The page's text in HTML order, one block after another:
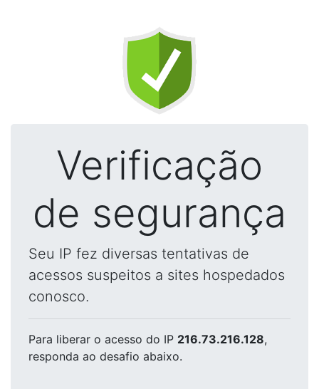
Verificação
de segurança
Seu IP fez diversas tentativas de
acessos suspeitos a sites hospedados
conosco.
Para liberar o acesso do IP 216.73.216.128,
responda ao desafio abaixo.